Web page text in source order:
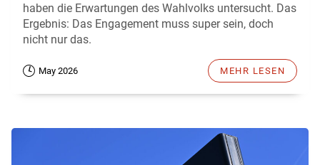
haben die Erwartungen des Wahlvolks untersucht. Das
Ergebnis: Das Engagement muss super sein, doch
nicht nur das.
May 2026 MEHR LESEN